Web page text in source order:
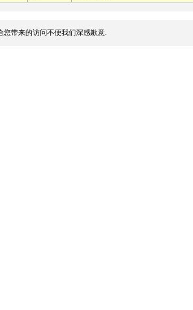
带来的访问不便我们深感歉意.